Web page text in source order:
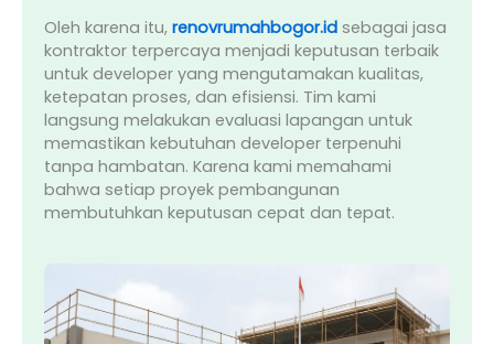
Oleh karena itu, renovrumahbogor.id sebagai jasa
kontraktor terpercaya menjadi keputusan terbaik
untuk developer yang mengutamakan kualitas,
ketepatan proses, dan efisiensi. Tim kami
langsung melakukan evaluasi lapangan untuk
memastikan kebutuhan developer terpenuhi
tanpa hambatan. Karena kami memahami
bahwa setiap proyek pembangunan
membutuhkan keputusan cepat dan tepat.